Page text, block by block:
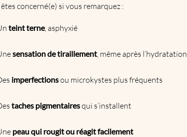
concerné(e) si vous remarquez :
teint terne, asphyxié
sensation de tiraillement , même après l’hydratation
imperfectionsou microkystes plus fréquents
taches pigmentairesqui s’installent
peau qui rougit ou réagit facilement